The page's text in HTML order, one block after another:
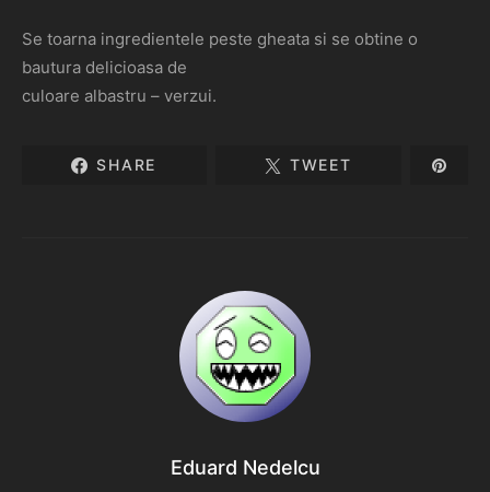
Se toarna ingredientele peste gheata si se obtine o
bautura delicioasa de
culoare albastru – verzui.
SHARE TWEET
Eduard Nedelcu